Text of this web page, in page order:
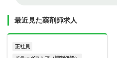
最近見た薬剤師求人
正社員